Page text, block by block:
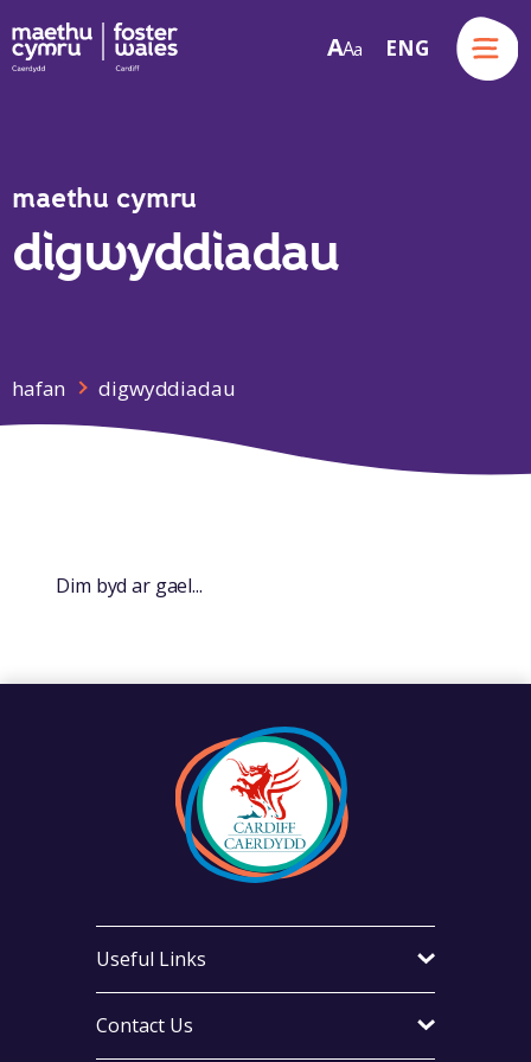
Skip to content
AA a ENG
Menu
maethu cymru
digwyddiadau
hafan digwyddiadau
Dim byd ar gael...
Contact Us
Useful Links